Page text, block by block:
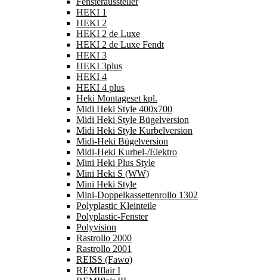
HEKI 1
HEKI 2
HEKI 2 de Luxe
HEKI 2 de Luxe Fendt
HEKI 3
HEKI 3plus
HEKI 4
HEKI 4 plus
Heki Montageset kpl.
Midi Heki Style 400x700
Midi Heki Style Bügelversion
Midi Heki Style Kurbelversion
Midi-Heki Bügelversion
Midi-Heki Kurbel-/Elektro
Mini Heki Plus Style
Mini Heki S (WW)
Mini Heki Style
Mini-Doppelkassettenrollo 1302
Polyplastic Kleinteile
Polyplastic-Fenster
Polyvision
Rastrollo 2000
Rastrollo 2001
REISS (Fawo)
REMIflair I